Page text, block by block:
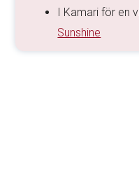
I Kamari för en
Sunshine